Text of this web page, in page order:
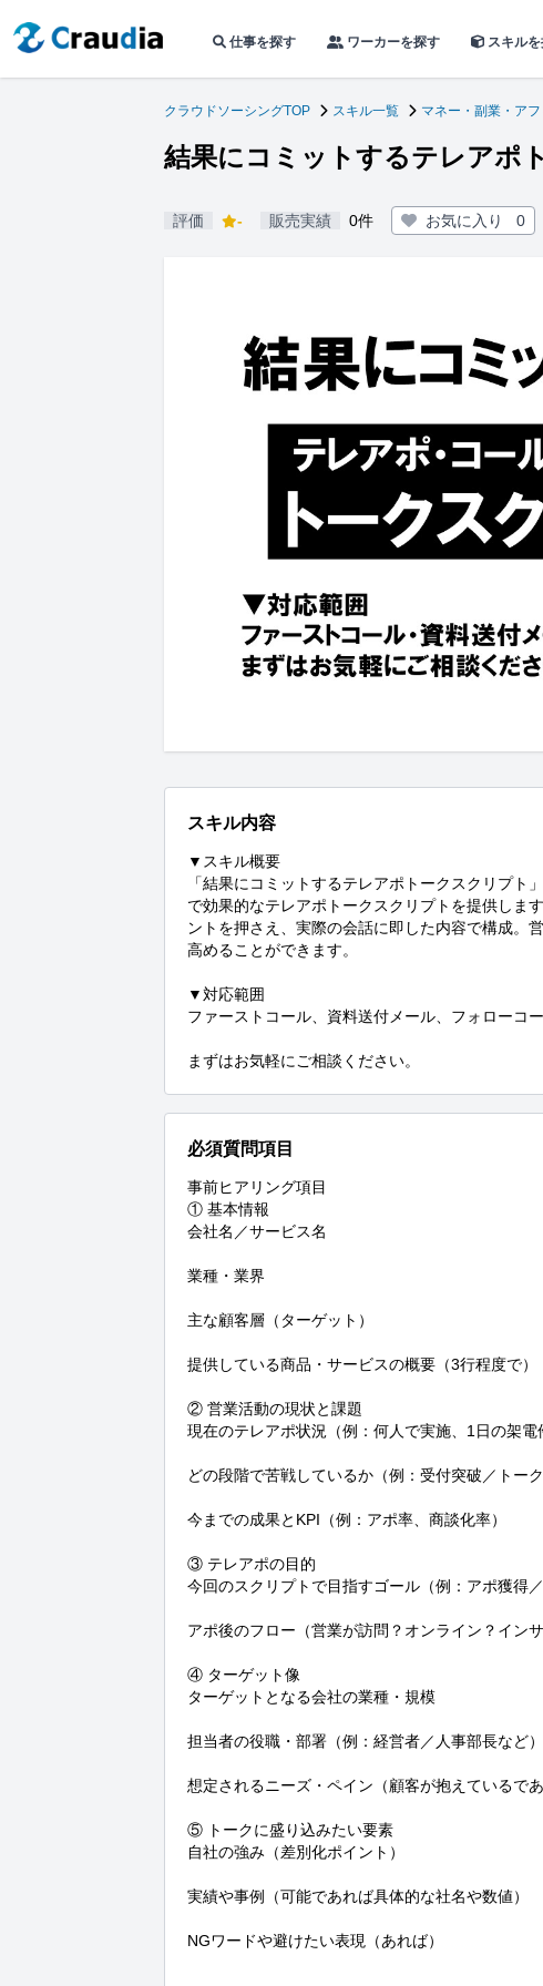
仕事を探す ワーカーを探す スキル
クラウドソーシングTOP スキル一覧 マネー・副業・アフ
結果にコミットするテレアポ
評価 - 販売実績 0件 お気に入り 0
スキル内容
▼スキル概要
「結果にコミットするテレアポトークスクリプ
で効果的なテレアポトークスクリプトを提供しま
ントを押さえ、実際の会話に即した内容で構成。
高めることができます。
▼対応範囲
ファーストコール、資料送付メール、フォローコ
まずはお気軽にご相談ください。
必須質問項目
事前ヒアリング項目
① 基本情報
会社名／サービス名
業種・業界
主な顧客層（ターゲット）
提供している商品・サービスの概要（3行程度で）
② 営業活動の現状と課題
現在のテレアポ状況（例：何人で実施、1日の架電
どの段階で苦戦しているか（例：受付突破／トー
今までの成果とKPI（例：アポ率、商談化率）
③ テレアポの目的
今回のスクリプトで目指すゴール（例：アポ獲得
アポ後のフロー（営業が訪問？オンライン？イン
④ ターゲット像
ターゲットとなる会社の業種・規模
担当者の役職・部署（例：経営者／人事部長など）
想定されるニーズ・ペイン（顧客が抱えているであ
⑤ トークに盛り込みたい要素
自社の強み（差別化ポイント）
実績や事例（可能であれば具体的な社名や数値）
NGワードや避けたい表現（あれば）